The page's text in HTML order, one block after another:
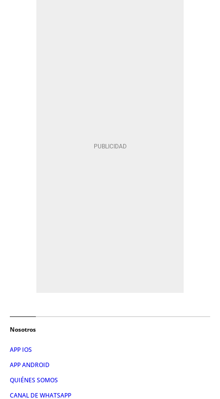
Nosotros
APP IOS
APP ANDROID
QUIÉNES SOMOS
CANAL DE WHATSAPP